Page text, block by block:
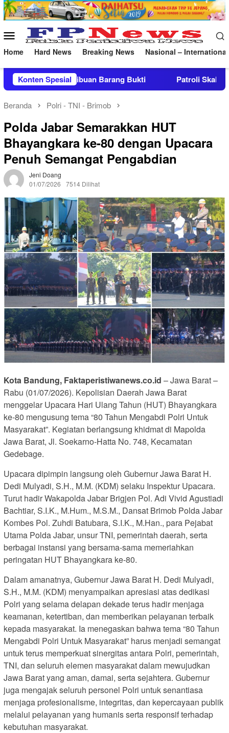
Loncat
ke
Menu
Mobile
Home Hard News Breaking News Nasional – International
Konten SpesialPatroli Skala Besar Brimob Jabar Bersama
Beranda Polri - TNI - Brimob
Polda Jabar Semarakkan HUT
Bhayangkara ke-80 dengan Upacara
Penuh Semangat Pengabdian
Jeni Doang
01/07/2026
7514 Dilihat
Kota Bandung, Faktaperistiwanews.co.id – Jawa Barat –
Rabu (01/07/2026). Kepolisian Daerah Jawa Barat
menggelar Upacara Hari Ulang Tahun (HUT) Bhayangkara
ke-80 mengusung tema “80 Tahun Mengabdi Polri Untuk
Masyarakat”. Kegiatan berlangsung khidmat di Mapolda
Jawa Barat, Jl. Soekarno-Hatta No. 748, Kecamatan
Gedebage.
Upacara dipimpin langsung oleh Gubernur Jawa Barat H.
Dedi Mulyadi, S.H., M.M. (KDM) selaku Inspektur Upacara.
Turut hadir Wakapolda Jabar Brigjen Pol. Adi Vivid Agustiadi
Bachtiar, S.I.K., M.Hum., M.S.M., Dansat Brimob Polda Jabar
Kombes Pol. Zuhdi Batubara, S.I.K., M.Han., para Pejabat
Utama Polda Jabar, unsur TNI, pemerintah daerah, serta
berbagai instansi yang bersama-sama memeriahkan
peringatan HUT Bhayangkara ke-80.
Dalam amanatnya, Gubernur Jawa Barat H. Dedi Mulyadi,
S.H., M.M. (KDM) menyampaikan apresiasi atas dedikasi
Polri yang selama delapan dekade terus hadir menjaga
keamanan, ketertiban, dan memberikan pelayanan terbaik
kepada masyarakat. Ia menegaskan bahwa tema “80 Tahun
Mengabdi Polri Untuk Masyarakat” harus menjadi semangat
untuk terus memperkuat sinergitas antara Polri, pemerintah,
TNI, dan seluruh elemen masyarakat dalam mewujudkan
Jawa Barat yang aman, damai, serta sejahtera. Gubernur
juga mengajak seluruh personel Polri untuk senantiasa
menjaga profesionalisme, integritas, dan kepercayaan publik
melalui pelayanan yang humanis serta responsif terhadap
kebutuhan masyarakat.